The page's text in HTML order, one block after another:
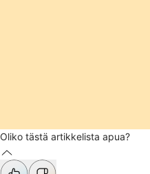
Oliko tästä artikkelista apua?